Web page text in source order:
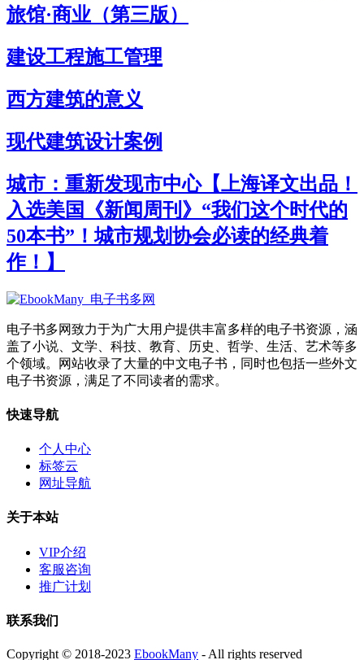
旅馆·商业（第三版）
建设工程施工管理
西方建筑的意义
现代建筑设计案例
城市：重新发现市中心【上海译文出品！
入选美国《新闻周刊》“我们这个时代的
50本书”！城市规划协会必读的经典着
作！】
电子书多网致力于为广大用户提供丰富多样的电子书资源，涵
盖了小说、文学、科技、教育、历史、哲学、生活、艺术等多
个领域。网站收录了大量的中文电子书，同时也包括一些外文
电子书资源，满足了不同读者的需求。
快速导航
个人中心
标签云
网址导航
关于本站
VIP介绍
客服咨询
推广计划
联系我们
Copyright © 2018-2023 EbookMany - All rights reserved